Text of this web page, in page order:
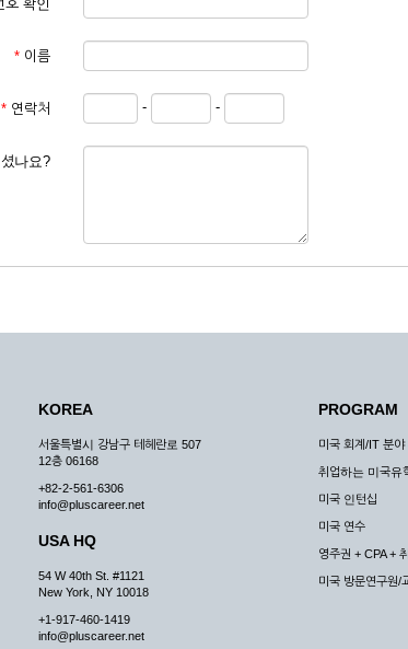
본 약관에 동의한 후 신청자의 실질 정보를 입력하여 회사에 신
, 회원 1인당 한 개의 ID가 발급됩니다. 부득이한 경우로 인해 변
대하여는 가입을 거절하거나 취소할 수 있으며, 실명으로 등록
청하는 경우
, 국가비상사태, 정전, 서비스 설비의 장애, 서비스 이용의 폭주 등
당한 사유가 발생한 경우
의 제공이 일시적으로 중지됨으로 인해 이용자 또는 제 3자가
신청한 후 즉시 서비스를 이용할 수 있도록 하고 계속적, 안정적
승낙 없이 타인에게 누설, 배포하여서는 안됩니다. 다만, 관계
호 확인
* 이름
* 연락처 - -
나요?
KOREA
서울특별시 강남구 테헤란로 507
12층 06168
+82-2-561-6306
info@pluscareer.net
USA HQ
54 W 40th St. #1121
New York, NY 10018
+1-917-460-1419
info@pluscareer.net
PROGRAM
미국 회계/IT 분야
취업하는 미국유
미국 인턴십
미국 연수
영주권 + CPA +
미국 방문연구원/